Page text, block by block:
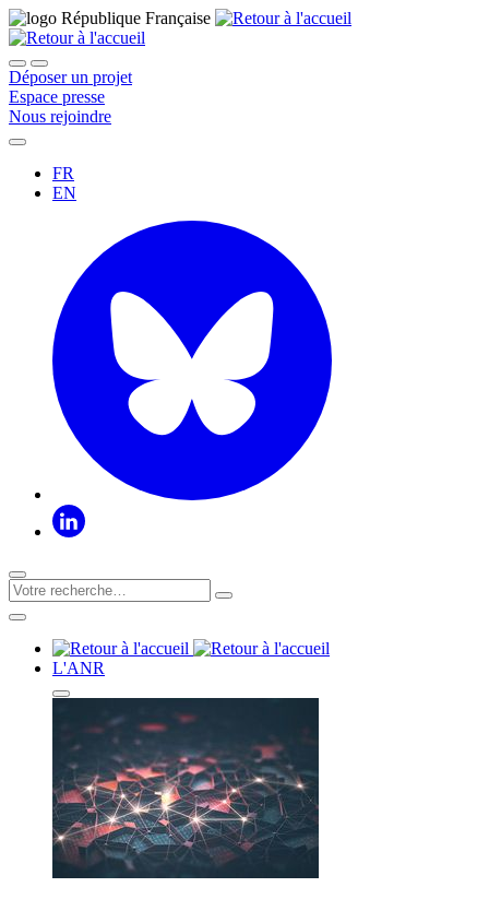
Déposer un projet
Espace presse
Nous rejoindre
FR
EN
L'ANR